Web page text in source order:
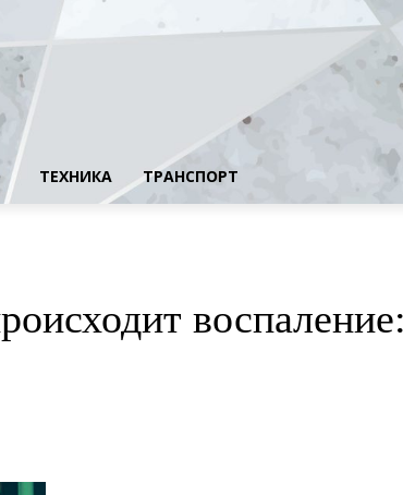
ТЕХНИКА ТРАНСПОРТ